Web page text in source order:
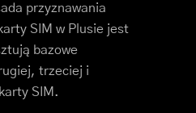
przyznawania
SIM w Plusie jest
bazowe
trzeciej i
SIM.